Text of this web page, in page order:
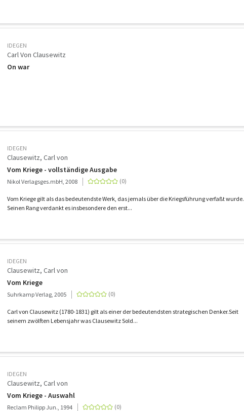
IDEGEN
Carl Von Clausewitz
On war
IDEGEN
Clausewitz, Carl von
Vom Kriege - vollständige Ausgabe
Nikol Verlagsges.mbH, 2008
Vom Kriege gilt als das bedeutendste Werk, das jemals über die Kriegsführung verfaßt wurde.
Seinen Rang verdankt es insbesondere den erst...
IDEGEN
Clausewitz, Carl von
Vom Kriege
Suhrkamp Verlag, 2005
Carl von Clausewitz (1780-1831) gilt als einer der bedeutendsten strategischen Denker.Seit
seinem zwölften Lebensjahr was Clausewitz Sold...
IDEGEN
Clausewitz, Carl von
Vom Kriege - Auswahl
Reclam Philipp Jun., 1994